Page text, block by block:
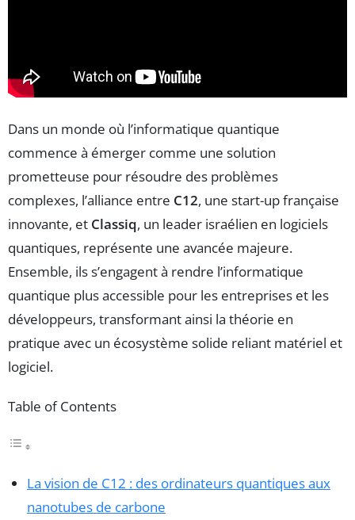
Dans un monde où l’informatique quantique
commence à émerger comme une solution
prometteuse pour résoudre des problèmes
complexes, l’alliance entre C12, une start-up française
innovante, et Classiq, un leader israélien en logiciels
quantiques, représente une avancée majeure.
Ensemble, ils s’engagent à rendre l’informatique
quantique plus accessible pour les entreprises et les
développeurs, transformant ainsi la théorie en
pratique avec un écosystème solide reliant matériel et
logiciel.
Table of Contents
La vision de C12 : des ordinateurs quantiques aux
nanotubes de carbone